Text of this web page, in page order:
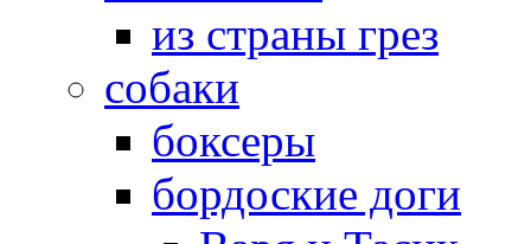
из страны грез
собаки
боксеры
бордоские доги